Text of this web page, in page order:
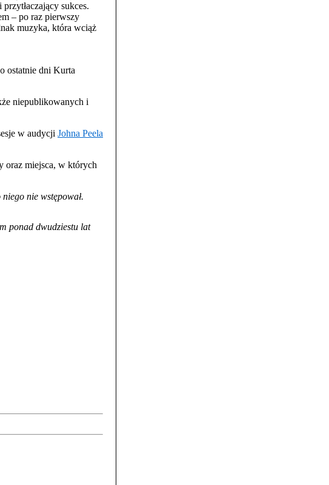
przytłaczający sukces.
– po raz pierwszy
muzyka, która wciąż
ostatnie dni Kurta
niepublikowanych i
w audycji Johna Peela
oraz miejsca, w których
nie wstępował.
ponad dwudziestu lat